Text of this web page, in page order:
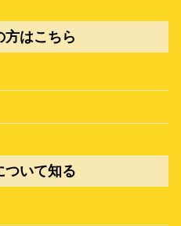
方はこちら
ついて知る